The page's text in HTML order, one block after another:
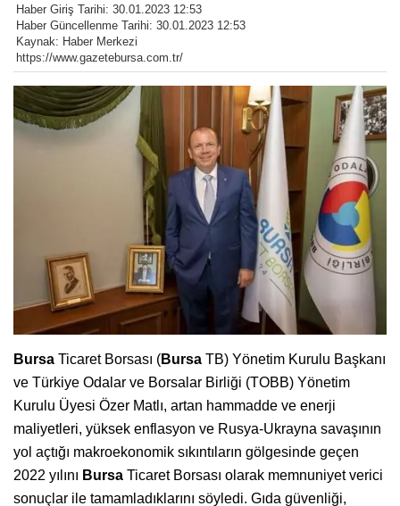
Haber Giriş Tarihi: 30.01.2023 12:53
Haber Güncellenme Tarihi: 30.01.2023 12:53
Kaynak: Haber Merkezi
https://www.gazetebursa.com.tr/
Bursa Ticaret Borsası (Bursa TB) Yönetim Kurulu Başkanı
ve Türkiye Odalar ve Borsalar Birliği (TOBB) Yönetim
Kurulu Üyesi Özer Matlı, artan hammadde ve enerji
maliyetleri, yüksek enflasyon ve Rusya-Ukrayna savaşının
yol açtığı makroekonomik sıkıntıların gölgesinde geçen
2022 yılını Bursa Ticaret Borsası olarak memnuniyet verici
sonuçlar ile tamamladıklarını söyledi. Gıda güvenliği,